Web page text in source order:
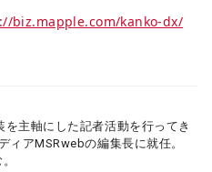
biz.mapple.com/kanko-dx/
主軸にした記者活動を行ってき
ィアMSRwebの編集長に就任。